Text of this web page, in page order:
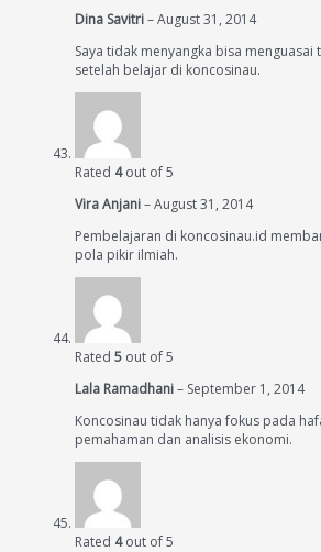
Dina Savitri–August 31, 2014
Saya tidak menyangka bisa
setelah belajar di koncosinau.
Rated 4out of 5
Vira Anjani–August 31, 2014
Pembelajaran di koncosinau.id
pola pikir ilmiah.
Rated 5 out of 5
Lala Ramadhani– September 1, 2014
Koncosinau tidak hanya fokus pada
pemahaman dan analisis ekonomi.
Rated 4out of 5